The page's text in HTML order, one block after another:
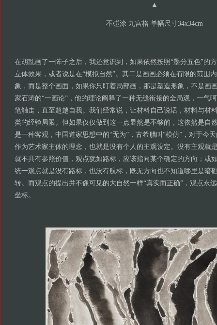
▲
不碰涂 九宫格 单幅尺寸34x34cm
在胡乱画了一阵子之后，我还意识到，如果依然按照“墨分五色”的
立体效果，或者说是在“模拟自然”。其二是画画必须在有限的范围
象，而是整个画面，如果你只盯着局部画，那是塑造形象，不是画
家石涛的“一画论”，他的理论阐释了一种无缝衔接的全局观，一气
笔触走，直至超越自我。我们经常说，让材料自己说话，材料与材
类的经验局限。但如果仅仅做到这一点显然是不够的，这依然是自
是一种客观，中国道家思想中的“无为”，古希腊叫“模仿”，对于今
作为艺术家主体的理念，也就是没有个人的主观设定。没有主观就
就不具有参照价值，观点犹如路标，应该指向某个确定的方向；或
统一观点就是没有路标，也没有航标，既无方向也不知道哪里是暗
转。而观点的提出并不像可见的大自然一样“真实而正确”，观点永
坐标。